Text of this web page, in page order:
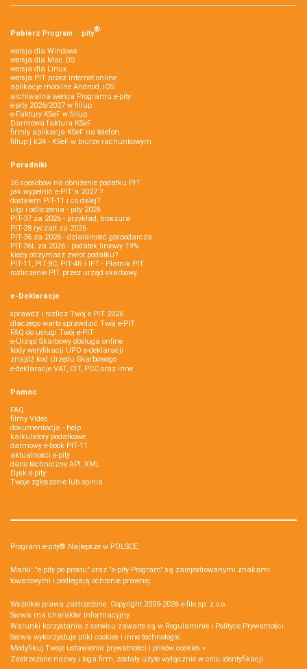
Pobierz Program e‑pity®
wersja dla Windows
wersja dla Mac OS
wersja dla Linux
wersja PIT przez internet online
aplikacje mobilne Android, iOS
archiwalna wersja Programu e-pity
e-pity 2026/2027 w fillup
e‑Faktury KSeF w fillup
Darmowa faktura KSeF
firmly aplikacja KSeF na telefon
fillup | k24 - KSeF w biurze rachunkowym
Poradniki
26 sposobów na obniżenie podatku PIT
jak wypełnić e-PIT'a 2027 ?
dostałem PIT-11 i co dalej?
ulgi i odliczenia - pity 2026
PIT-37 za 2026 - przykład, broszura
PIT-28 ryczałt za 2026
PIT-36 za 2026 - działalność gospodarcza
PIT-36L za 2026 - podatek liniowy 19%
kiedy otrzymasz zwrot podatku?
PIT-11, PIT-8C, PIT-4R i IFT - Płatnik PIT
rozliczenie PIT przez urząd skarbowy
e-Deklaracje
sprawdź i rozlicz Twój e PIT 2026
dlaczego warto sprawdzić Twój e-PIT
FAQ do usługi Twój e-PIT
e-Urząd Skarbowy obsługa online
kody weryfikacji UPO e-deklaracji
znajdź kod Urzędu Skarbowego
e-deklaracje VAT, CIT, PCC oraz inne
Pomoc
FAQ
filmy Video
dokumentacja - help
kalkulatory podatkowe
darmowy e-book PIT-11
aktualności e-pity
dane techniczne API, XML
Dysk e-pity
Twoje zgłoszenie lub opinia
Program e-pity® Najlepsze w POLSCE.
Marki: "e-pity po prostu" oraz "e-pity Program" są zarejestrowanymi znakami
towarowymi i podlegają ochronie prawnej.
Wszelkie prawa zastrzeżone. Copyright 2009-2026 e-file sp. z o.o.
Serwis ma charakter informacyjny.
Warunki korzystania z serwisu zawarte są w Regulaminie i Polityce Prywatności.
Serwis wykorzystuje pliki cookies i inne technologie.
Modyfikuj Twoje ustawienia prywatności i plików cookies »
Zastrzeżone nazwy i loga firm, zostały użyte wyłącznie w celu identyfikacji.